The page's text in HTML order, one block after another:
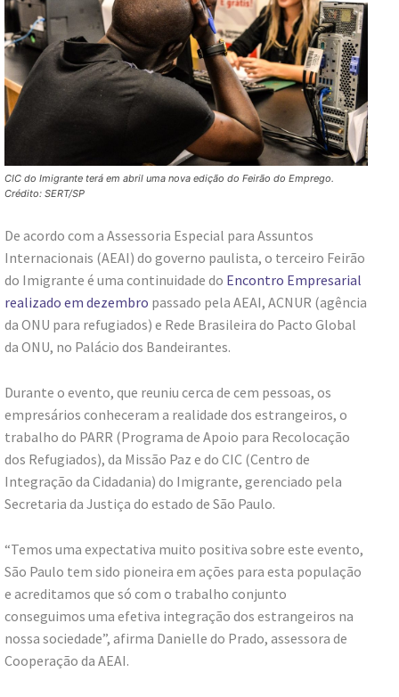
CIC do Imigrante terá em abril uma nova edição do Feirão do Emprego.
Crédito: SERT/SP
De acordo com a Assessoria Especial para Assuntos
Internacionais (AEAI) do governo paulista, o terceiro Feirão
do Imigrante é uma continuidade do Encontro Empresarial
realizado em dezembro passado pela AEAI, ACNUR (agência
da ONU para refugiados) e Rede Brasileira do Pacto Global
da ONU, no Palácio dos Bandeirantes.
Durante o evento, que reuniu cerca de cem pessoas, os
empresários conheceram a realidade dos estrangeiros, o
trabalho do PARR (Programa de Apoio para Recolocação
dos Refugiados), da Missão Paz e do CIC (Centro de
Integração da Cidadania) do Imigrante, gerenciado pela
Secretaria da Justiça do estado de São Paulo.
“Temos uma expectativa muito positiva sobre este evento,
São Paulo tem sido pioneira em ações para esta população
e acreditamos que só com o trabalho conjunto
conseguimos uma efetiva integração dos estrangeiros na
nossa sociedade”, afirma Danielle do Prado, assessora de
Cooperação da AEAI.